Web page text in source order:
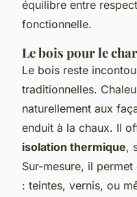
équilibre entre
fonctionnelle.
Le bois pour le
Le bois reste
traditionnelles.
naturellement aux
enduit à la chaux. Il
isolation thermique,
Sur-mesure, il
: teintes, vernis, ou